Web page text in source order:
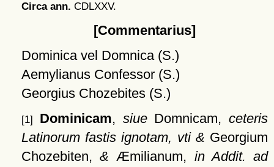
Circa ann. CDLXXV.
[Commentarius]
Dominica vel Domnica (S.)
Aemylianus Confessor (S.)
Georgius Chozebites (S.)
[1] Dominicam, siueDomnicam, ceteris
Latinorum fastis ignotam, vti & Georgium
Chozebiten,& Æmilianum, in Addit. ad